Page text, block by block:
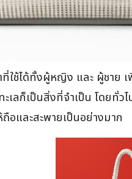
าที่ใช้ได้ทั้งผู้หญิง และ ผู้ชา
ลก็เป็นสิ่งที่จำเป็น โดยทั่
อและสะพายเป็นอย่างมาก